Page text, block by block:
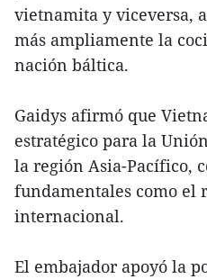
vietnamita y viceversa,
más ampliamente la
nación báltica.
Gaidys afirmó que
estratégico para la
la región Asia-Pacífico,
fundamentales como el
internacional.
El embajador apoyó la